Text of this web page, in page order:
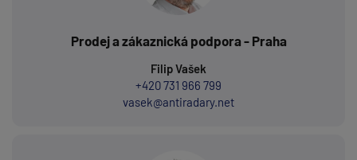
Prodej a zákaznická podpora - Praha
Filip Vašek
+420 731 966 799
vasek@antiradary.net